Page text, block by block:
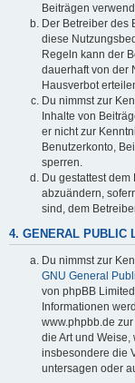
Beiträgen
Der Betreiber des
diese
Regeln kann der
dauerhaft von der
Hausverbot
Du nimmst zur
Inhalte von
er nicht zur
Benutzerkonto,
sperren.
Du gestattest
abzuändern,
sind, dem
4. GENERAL PUBLIC
Du nimmst zur
GNU General
von phpBB
Informationen
www.phpbb.de
die Art und
insbesondere die
untersagen oder